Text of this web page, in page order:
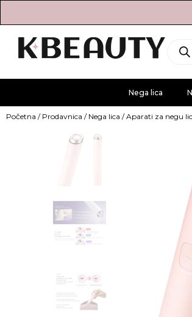
Nega lica
Početna / Prodavnica / Nega lica /Aparati za negu